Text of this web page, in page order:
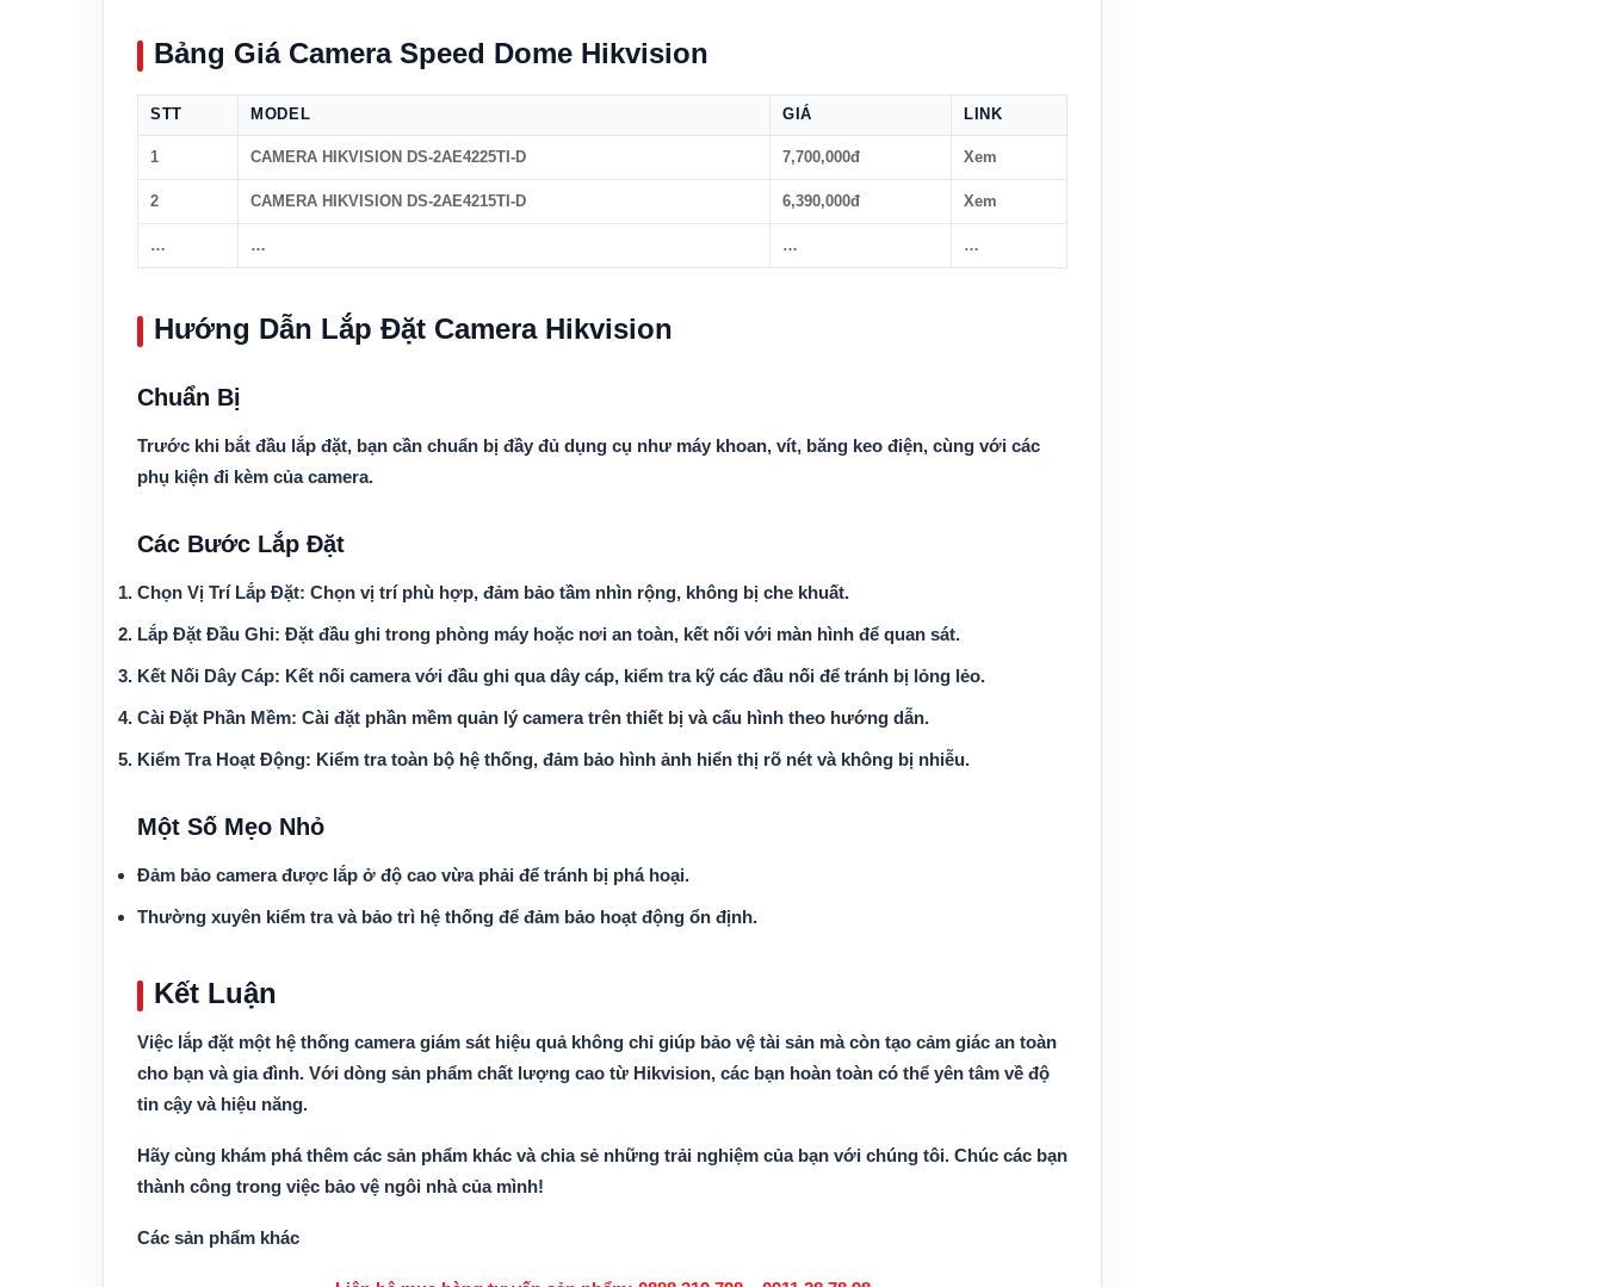
Bảng Giá Camera Speed Dome Hikvision
STT MODEL GIÁ LINK
1 CAMERA HIKVISION DS-2AE4225TI-D 7,700,000đ Xem
2 CAMERA HIKVISION DS-2AE4215TI-D 6,390,000đ Xem
… … … …
Hướng Dẫn Lắp Đặt Camera Hikvision
Chuẩn Bị
Trước khi bắt đầu lắp đặt, bạn cần chuẩn bị đầy đủ dụng cụ như máy khoan, vít, băng keo điện, cùng với các
phụ kiện đi kèm của camera.
Các Bước Lắp Đặt
Chọn Vị Trí Lắp Đặt: Chọn vị trí phù hợp, đảm bảo tầm nhìn rộng, không bị che khuất.
Lắp Đặt Đầu Ghi: Đặt đầu ghi trong phòng máy hoặc nơi an toàn, kết nối với màn hình để quan sát.
Kết Nối Dây Cáp: Kết nối camera với đầu ghi qua dây cáp, kiểm tra kỹ các đầu nối để tránh bị lỏng lẻo.
Cài Đặt Phần Mềm: Cài đặt phần mềm quản lý camera trên thiết bị và cấu hình theo hướng dẫn.
Kiểm Tra Hoạt Động: Kiểm tra toàn bộ hệ thống, đảm bảo hình ảnh hiển thị rõ nét và không bị nhiễu.
Một Số Mẹo Nhỏ
Đảm bảo camera được lắp ở độ cao vừa phải để tránh bị phá hoại.
Thường xuyên kiểm tra và bảo trì hệ thống để đảm bảo hoạt động ổn định.
Kết Luận
Việc lắp đặt một hệ thống camera giám sát hiệu quả không chỉ giúp bảo vệ tài sản mà còn tạo cảm giác an toàn
cho bạn và gia đình. Với dòng sản phẩm chất lượng cao từ Hikvision, các bạn hoàn toàn có thể yên tâm về độ
tin cậy và hiệu năng.
Hãy cùng khám phá thêm các sản phẩm khác và chia sẻ những trải nghiệm của bạn với chúng tôi. Chúc các bạn
thành công trong việc bảo vệ ngôi nhà của mình!
Các sản phẩm khác